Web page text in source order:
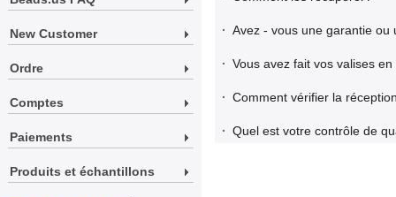
New Customer
Ordre
Comptes
Paiements
Produits et échantillons
· Avez - vous une garantie ou
· Vous avez fait vos valises en
· Comment vérifier la
· Quel est votre contrôle de